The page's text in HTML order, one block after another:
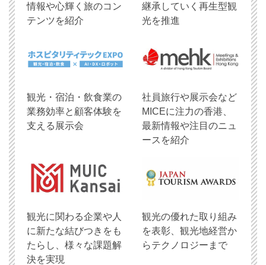
情報や心輝く旅のコン
テンツを紹介
継承していく再生型観
光を推進
観光・宿泊・飲食業の
業務効率と顧客体験を
支える展示会
社員旅行や展示会など
MICEに注力の香港、
最新情報や注目のニュ
ースを紹介
観光に関わる企業や人
に新たな結びつきをも
たらし、様々な課題解
決を実現
観光の優れた取り組み
を表彰、観光地経営か
らテクノロジーまで